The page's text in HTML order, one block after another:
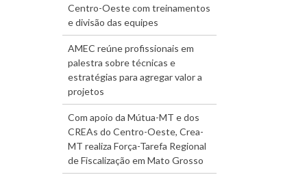
Centro-Oeste com treinamentos
e divisão das equipes
AMEC reúne profissionais em
palestra sobre técnicas e
estratégias para agregar valor a
projetos
Com apoio da Mútua-MT e dos
CREAs do Centro-Oeste, Crea-
MT realiza Força-Tarefa Regional
de Fiscalização em Mato Grosso